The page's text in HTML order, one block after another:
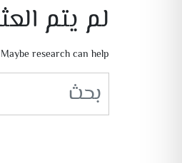
لم يتم
research can help.